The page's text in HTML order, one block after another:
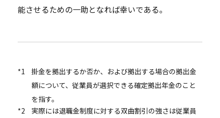
能させるための一助となれば幸いである。
*1
掛金を拠出するか否か、および拠出する場合の拠出金
額について、従業員が選択できる確定拠出年金のこと
を指す。
*2
実際には退職金制度に対する双曲割引の強さは従業員